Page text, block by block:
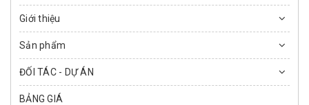
Giới thiệu
Sản phẩm
ĐỐI TÁC - DỰ ÁN
BẢNG GIÁ